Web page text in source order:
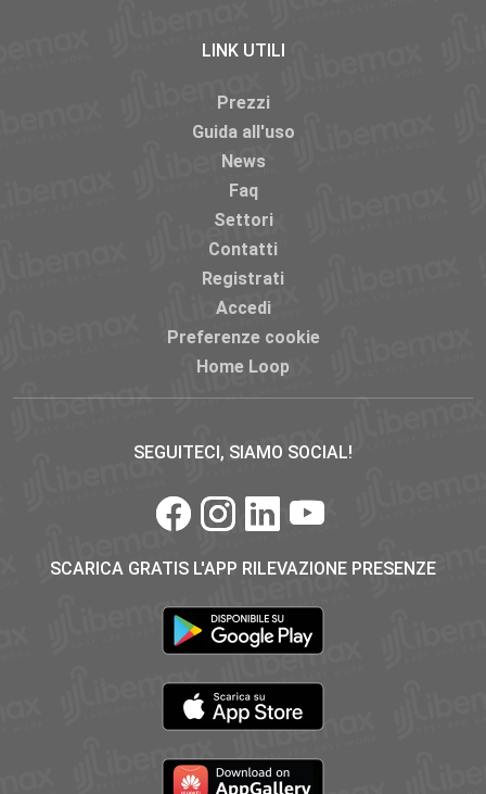
LINK UTILI
Prezzi
Guida all'uso
News
Faq
Settori
Contatti
Registrati
Accedi
Preferenze cookie
Home Loop
SEGUITECI, SIAMO SOCIAL!
SCARICA GRATIS L'APP RILEVAZIONE PRESENZE